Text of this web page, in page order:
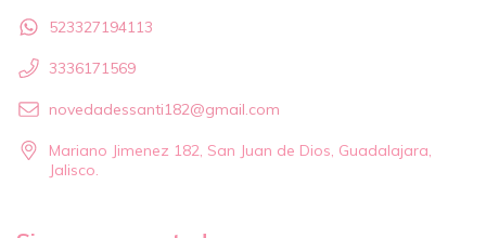
523327194113
3336171569
novedadessanti182@gmail.com
Mariano Jimenez 182, San Juan de Dios, Guadalajara,
Jalisco.